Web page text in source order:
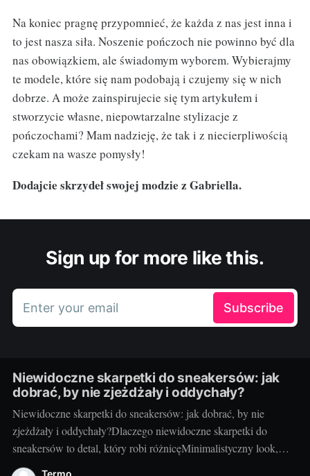
Na koniec pragnę przypomnieć, że każda z nas jest inna i
to jest nasza siła. Noszenie pończoch nie powinno być dla
nas obowiązkiem, ale świadomym wyborem. Wybierajmy
te modele, które się nam podobają i czujemy się w nich
dobrze. A może zainspirujecie się tym artykułem i
stworzycie własne, niepowtarzalne stylizacje z
pończochami? Mam nadzieję, że tak i z niecierpliwością
czekam na wasze pomysły!
Dodajcie skrzydeł swojej modzie z Gabriella.
Sign up for more like this.
Enter your email Subscribe
Niewidoczne skarpetki do sneakersów: jak
dobrać, by nie zjeżdżały i oddychały?
Niewidoczne skarpetki do sneakersów: jak dobrać, by nie
zjeżdżały i oddychały?Dlaczego niewidoczne skarpetki do
sneakersów to detal, który robi różnicęMinimalistyczny look,
ulubione sneakersy i… zero wystających ściągaczy.
Termo